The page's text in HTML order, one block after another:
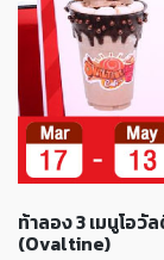
ท้าลอง 3 เมนูโอ
(Ovaltine)